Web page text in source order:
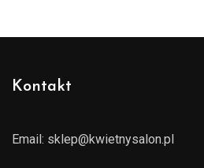
Kontakt
Email: sklep@kwietnysalon.pl